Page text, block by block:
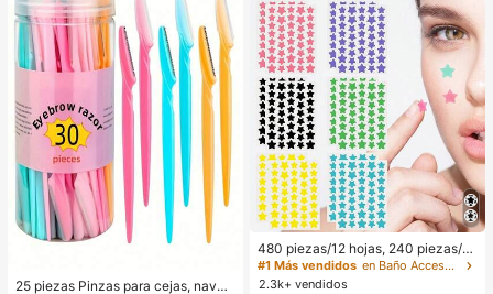
25 piezas Pinzas para cejas, navaj
480 piezas/12 hojas, 240 piezas/6
hojas, 40 piezas/1 hoja, Pegatinas
de estrellas para la cara, Pegatinas
#1 Más vendidos
en Baño Accesorios para herramientas
2.3k+ vendidos